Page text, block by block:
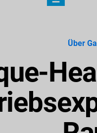
Über